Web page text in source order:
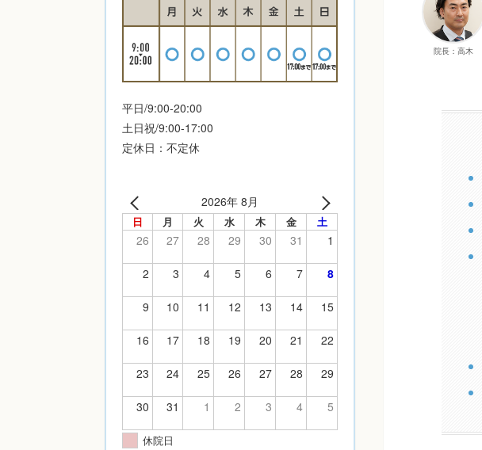
院長：高木
平日/9:00-20:00
土日祝/9:00-17:00
定休日：不定休
2026年 8月
日 月 火 水 木 金 土
26 27 28 29 30 31 1
2 3 4 5 6 7 8
9 10 11 12 13 14 15
16 17 18 19 20 21 22
23 24 25 26 27 28 29
30 31 1 2 3 4 5
休院日